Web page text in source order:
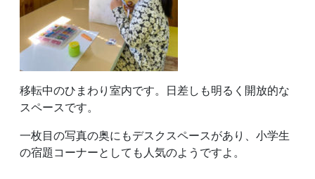
移転中のひまわり室内です。日差しも明るく開放的な
スペースです。
一枚目の写真の奥にもデスクスペースがあり、小学生
の宿題コーナーとしても人気のようですよ。